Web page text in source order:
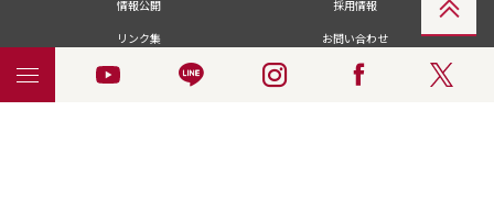
情報公開
採用情報
リンク集
お問い合わせ
メディアの皆さま
卒業生の皆さま